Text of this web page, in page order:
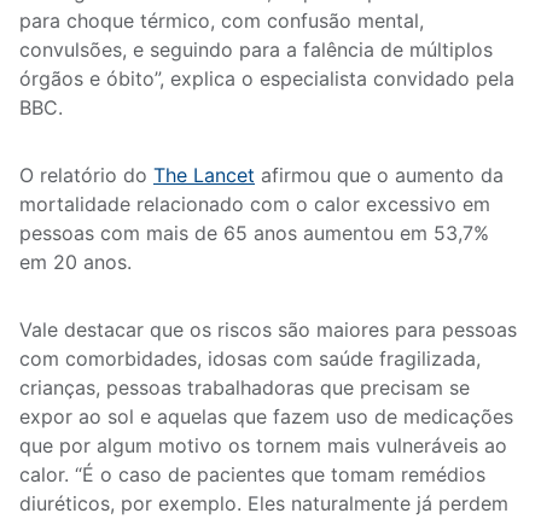
para choque térmico, com confusão mental,
convulsões, e seguindo para a falência de múltiplos
órgãos e óbito”, explica o especialista convidado pela
BBC.
O relatório do The Lancet afirmou que o aumento da
mortalidade relacionado com o calor excessivo em
pessoas com mais de 65 anos aumentou em 53,7%
em 20 anos.
Vale destacar que os riscos são maiores para pessoas
com comorbidades, idosas com saúde fragilizada,
crianças, pessoas trabalhadoras que precisam se
expor ao sol e aquelas que fazem uso de medicações
que por algum motivo os tornem mais vulneráveis ao
calor. “É o caso de pacientes que tomam remédios
diuréticos, por exemplo. Eles naturalmente já perdem